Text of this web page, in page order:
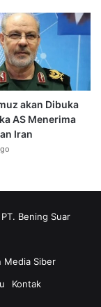
akan Dibuka
AS Menerima
Iran
Bening Suar
Media Siber
Kontak